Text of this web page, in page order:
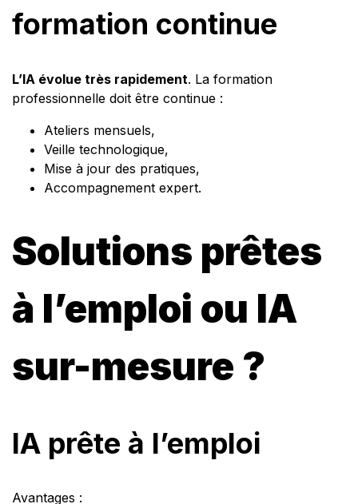
formation continue
L’IA évolue très rapidement. La formation
professionnelle doit être continue :
Ateliers mensuels,
Veille technologique,
Mise à jour des pratiques,
Accompagnement expert.
Solutions prêtes
à l’emploi ou IA
sur-mesure ?
IA prête à l’emploi
Avantages :